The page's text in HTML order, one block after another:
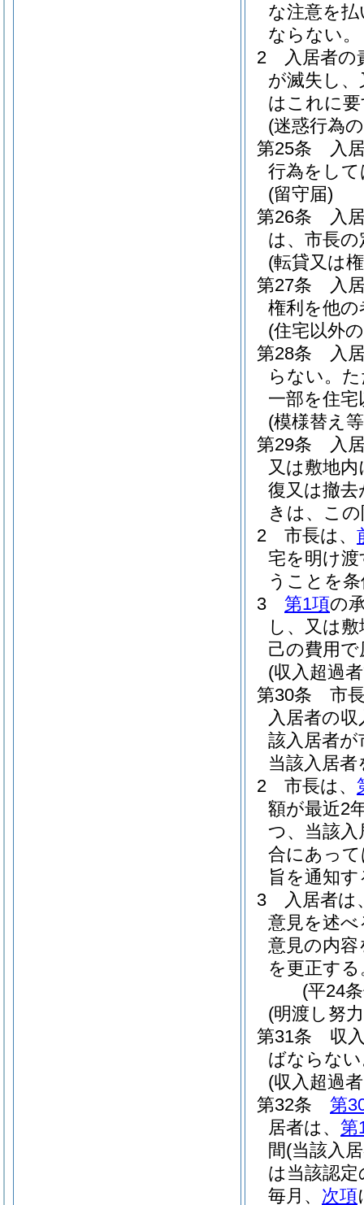
な注意を
ならない。
2
入居者
が滅失し
はこれに
(迷惑行為
第25条
入
行為をし
(留守届)
第26条
入
は、市長
(転貸又は
第27条
入
権利を他
(住宅以外
第28条
入
らない。
一部を住
(模様替え
第29条
入
又は敷地
復又は撤
きは、こ
2
市長は、
宅を明け
うことを
3
第1項の
し、又は
己の費用
(収入超過
第30条
市
入居者の
該入居者
当該入居
2
市長は、
額が最近2
つ、当該
合にあっ
旨を通知
3
入居者は
意見を述
意見の内
を更正する
(平24
(明渡し努
第31条
収
ばならな
(収入超過
第32条
第
居者は、 第
間(当該入
は当該認
毎月、 次項